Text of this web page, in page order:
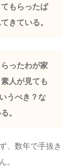
もらったば
きている。
ったわが家
人が見ても
うべき？な
。
、数年で手抜き